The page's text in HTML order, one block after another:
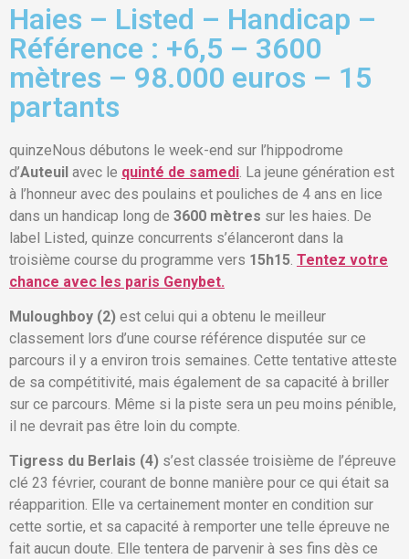
Haies – Listed – Handicap –
Référence : +6,5 – 3600
mètres – 98.000 euros – 15
partants
quinzeNous débutons le week-end sur l’hippodrome
d’Auteuil avec le quinté de samedi . La jeune génération est
à l’honneur avec des poulains et pouliches de 4 ans en lice
dans un handicap long de 3600 mètres sur les haies. De
label Listed, quinze concurrents s’élanceront dans la
troisième course du programme vers 15h15 Tentez votre
chance avec les paris Genybet.
Muloughboy (2) est celui qui a obtenu le meilleur
classement lors d’une course référence disputée sur ce
parcours il y a environ trois semaines. Cette tentative atteste
de sa compétitivité, mais également de sa capacité à briller
sur ce parcours. Même si la piste sera un peu moins pénible,
il ne devrait pas être loin du compte.
Tigress du Berlais (4) s’est classée troisième de l’épreuve
clé 23 février, courant de bonne manière pour ce qui était sa
réapparition. Elle va certainement monter en condition sur
cette sortie, et sa capacité à remporter une telle épreuve ne
fait aucun doute. Elle tentera de parvenir à ses fins dès ce